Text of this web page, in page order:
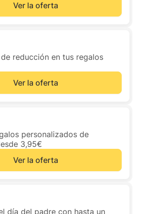
Ver la oferta
de reducción en tus regalos
Ver la oferta
personalizados de
3,95€
Ver la oferta
día del padre con hasta un